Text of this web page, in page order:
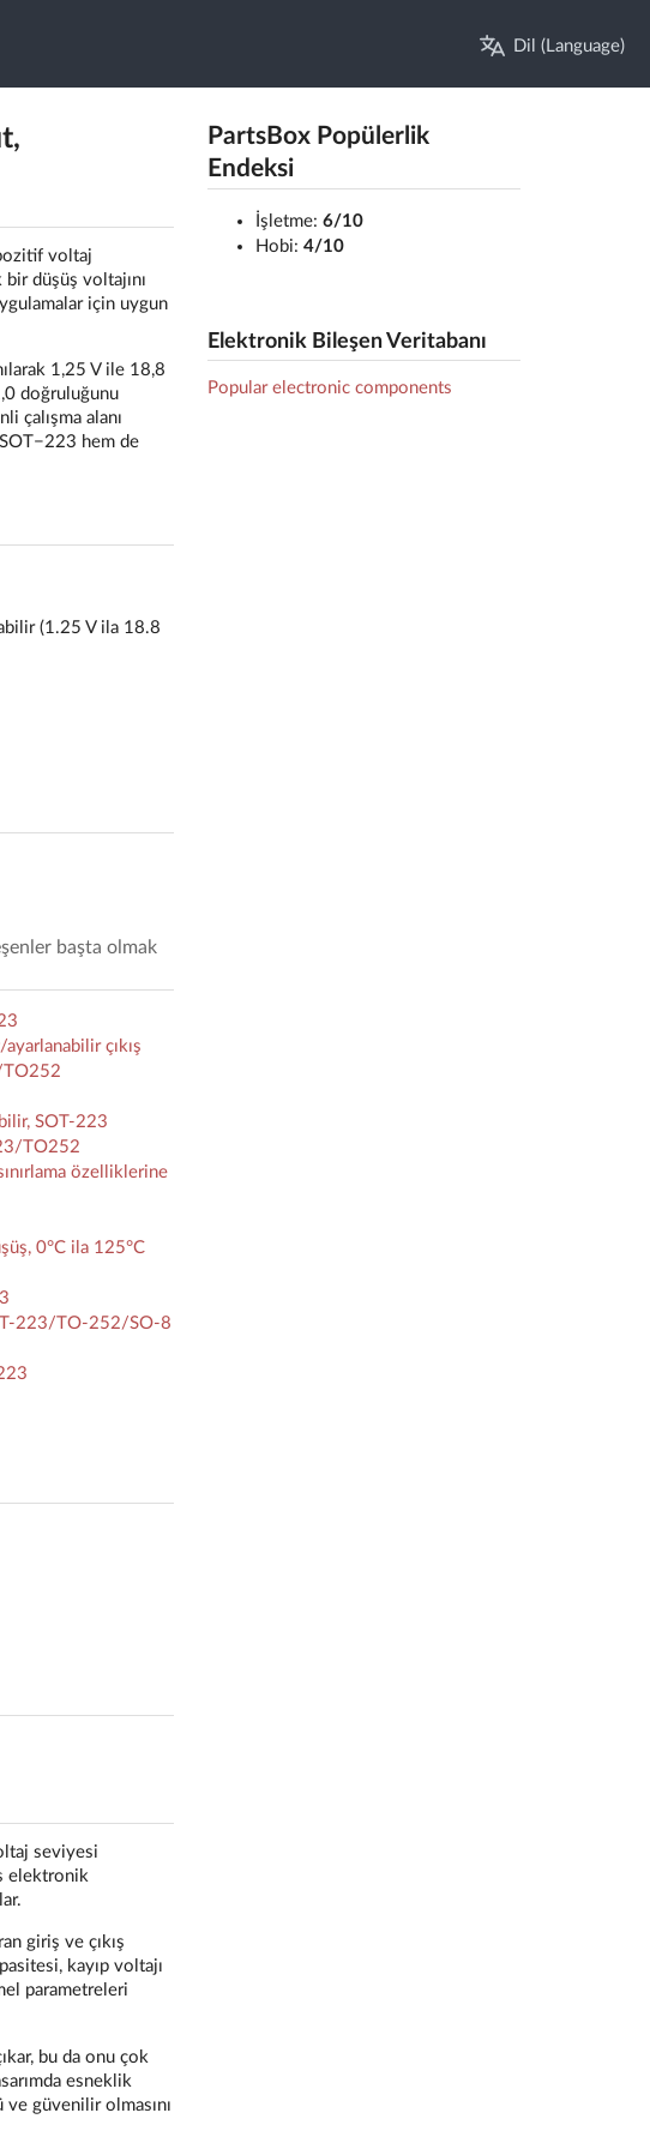
Dil (Language)
voltaj
düşüş voltajını
için uygun
1,25 V ile 18,8
doğruluğunu
çalışma alanı
hem de
(1.25 V ila 18.8
başta olmak
çıkış
TO252
SOT-223
TO252
özelliklerine
0°C ila 125°C
223/TO-252/SO-8
seviyesi
elektronik
giriş ve çıkış
kayıp voltajı
parametreleri
bu da onu çok
esneklik
güvenilir olmasını
PartsBox Popülerlik
Endeksi
İşletme: 6/10
Hobi: 4/10
Elektronik Bileşen Veritabanı
Popular electronic components